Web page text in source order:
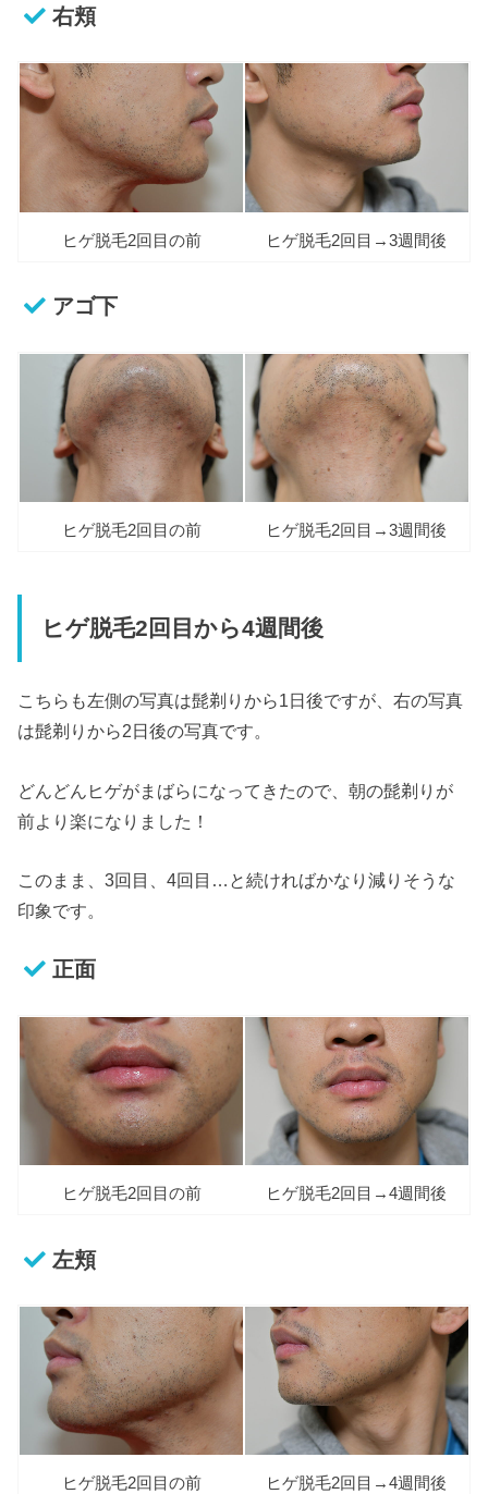
右頬
ヒゲ脱毛2回目の前 ヒゲ脱毛2回目→3週間後
アゴ下
ヒゲ脱毛2回目の前 ヒゲ脱毛2回目→3週間後
ヒゲ脱毛2回目から4週間後
こちらも左側の写真は髭剃りから1日後ですが、右の写真
は髭剃りから2日後の写真です。
どんどんヒゲがまばらになってきたので、朝の髭剃りが
前より楽になりました！
このまま、3回目、4回目…と続ければかなり減りそうな
印象です。
正面
ヒゲ脱毛2回目の前 ヒゲ脱毛2回目→4週間後
左頬
ヒゲ脱毛2回目の前 ヒゲ脱毛2回目→4週間後